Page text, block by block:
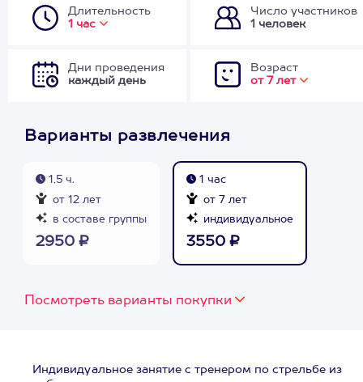
Длительность
1 час
Число участников
1 человек
Дни проведения
каждый день
Возраст
от 7 лет
Варианты развлечения
1,5 ч.
от 12 лет
в составе группы
2950 ₽
1 час
от 7 лет
индивидуальное
3550 ₽
Посмотреть варианты покупки
Индивидуальное занятие с тренером по стрельбе из